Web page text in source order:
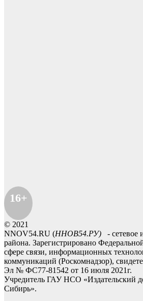
16+
© 2021
NNOV54.RU (ННОВ54.РУ) - сетевое
района. Зарегистрировано
сфере связи, информационных
коммуникаций (Роскомнадзор),
Эл № ФС77-81542 от 16 июля 2021г.
Учредитель ГАУ НСО «Издательский
Сибирь».